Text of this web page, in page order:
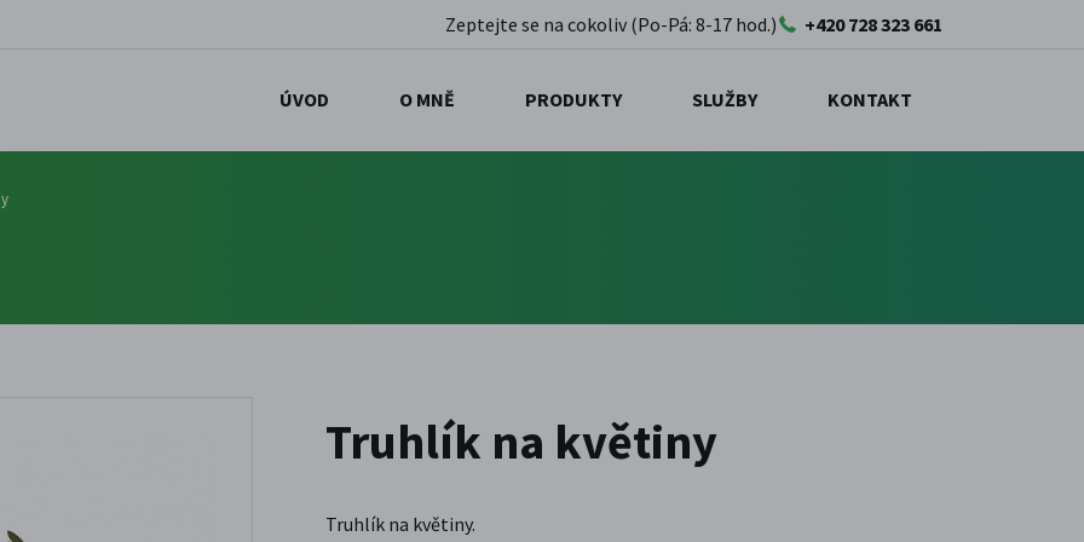
Zeptejte se na cokoliv (Po-Pá: 8-17 hod.) +420 728 323 661
ÚVOD O MNĚ PRODUKTY SLUŽBY KONTAKT
Truhlík na květiny
Truhlík na květiny.